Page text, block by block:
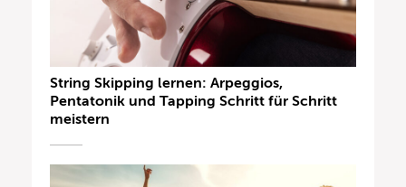
String Skipping lernen: Arpeggios,
Pentatonik und Tapping Schritt für Schritt
meistern